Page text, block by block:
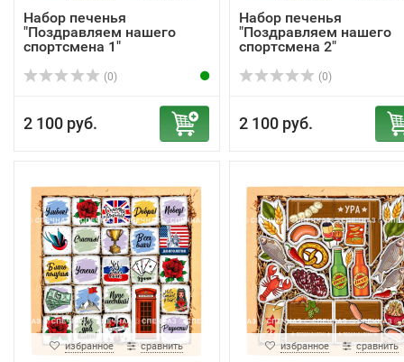
Набор печенья
"Поздравляем нашего
спортсмена 1"
(0)
2 100 руб.
Набор печенья
"Поздравляем нашего
спортсмена 2"
(0)
2 100 руб.
избранное сравнить избранное сравнить